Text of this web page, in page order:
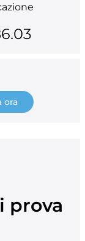
ora
prova